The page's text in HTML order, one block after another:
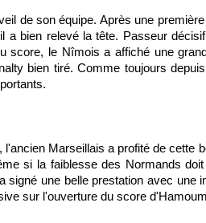
de son équipe. Après une
a bien relevé la tête. Passeur
score, le Nîmois a affiché une
bien tiré. Comme toujours
Marseillais a profité de cette
si la faiblesse des Normands
signé une belle prestation avec une
sur l'ouverture du score